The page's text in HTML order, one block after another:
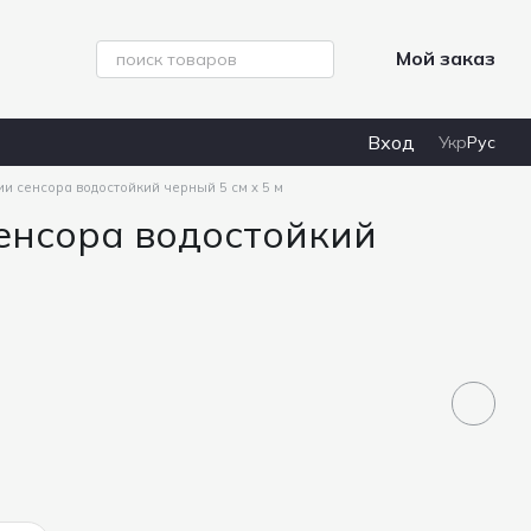
Мой заказ
Вход УкрРус
сенсора водостойкий черный 5 см х 5 м
водостойкий